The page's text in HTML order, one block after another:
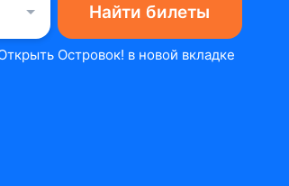
Найти билеты
Островок! в новой вкладке